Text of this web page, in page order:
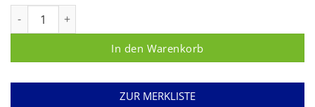
In den Warenkorb
ZUR MERKLISTE